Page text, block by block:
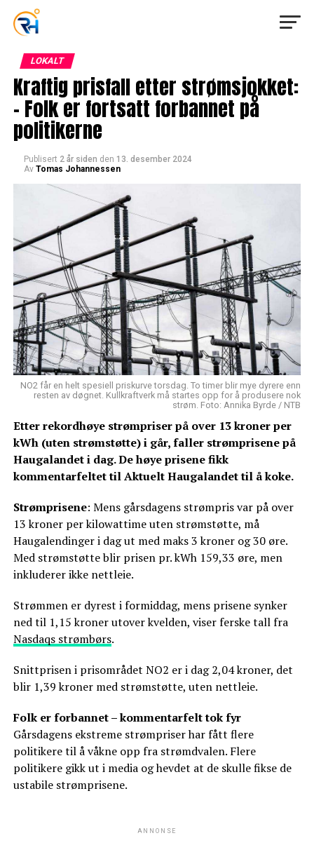
LOKALT
Kraftig prisfall etter strømsjokket:
– Folk er fortsatt forbannet på
politikerne
Publisert 2 år siden den 13. desember 2024
Av Tomas Johannessen
NO2 får en helt spesiell priskurve torsdag. To timer blir mye dyrere enn
resten av døgnet. Kullkraftverk må startes opp for å produsere nok
strøm. Foto: Annika Byrde / NTB
Etter rekordhøye strømpriser på over 13 kroner per
kWh (uten strømstøtte) i går, faller strømprisene på
Haugalandet i dag. De høye prisene fikk
kommentarfeltet til Aktuelt Haugalandet til å koke.
Strømprisene: Mens gårsdagens strømpris var på over
13 kroner per kilowattime uten strømstøtte, må
Haugalendinger i dag ut med maks 3 kroner og 30 øre.
Med strømstøtte blir prisen pr. kWh 159,33 øre, men
inkluderer ikke nettleie.
Strømmen er dyrest i formiddag, mens prisene synker
ned til 1,15 kroner utover kvelden, viser ferske tall fra
Nasdaqs strømbørs.
Snittprisen i prisområdet NO2 er i dag 2,04 kroner, det
blir 1,39 kroner med strømstøtte, uten nettleie.
Folk er forbannet – kommentarfelt tok fyr
Gårsdagens ekstreme strømpriser har fått flere
politikere til å våkne opp fra strømdvalen. Flere
politikere gikk ut i media og hevdet at de skulle fikse de
ustabile strømprisene.
ANNONSE